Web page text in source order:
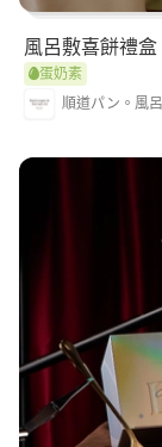
風呂敷喜餅禮盒
蛋奶素
順道パン。風